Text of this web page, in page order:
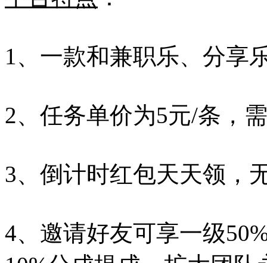
1、一款和兼职乐、分享
2、任务单价为5元/条，
3、倒计时红包天天领，
4、邀请好友可享一级